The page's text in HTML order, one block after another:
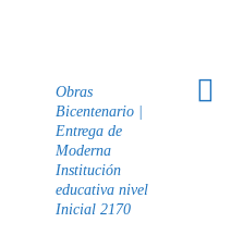
Obras
Bicentenario |
Entrega de
Moderna
Institución
educativa nivel
Inicial 2170